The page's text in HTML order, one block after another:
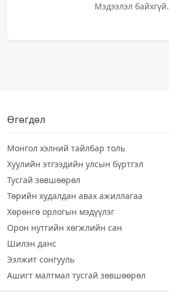
Мэдээлэл байхгүй.
Өгөгдөл
Монгол хэлний тайлбар толь
Хуулийн этгээдийн улсын бүртгэл
Тусгай зөвшөөрөл
Төрийн худалдан авах ажиллагаа
Хөрөнгө орлогын мэдүүлэг
Орон нутгийн хөгжлийн сан
Шилэн данс
Ээлжит сонгууль
Ашигт малтмал тусгай зөвшөөрөл